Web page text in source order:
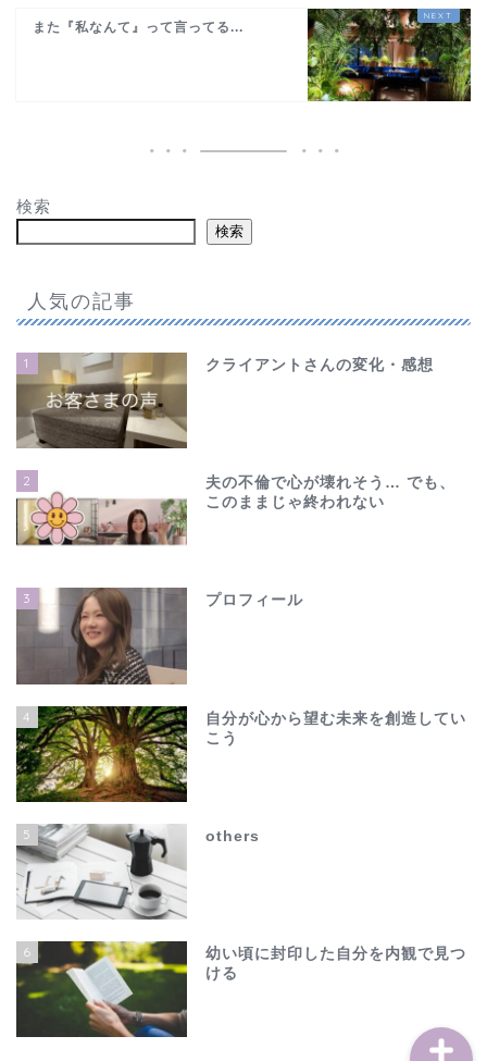
また『私なんて』って言ってる...
検索
検索
人気の記事
1 クライアントさんの変化・感想
2
夫の不倫で心が壊れそう… でも、
このままじゃ終われない
3 プロフィール
4
自分が心から望む未来を創造してい
こう
5 others
6
幼い頃に封印した自分を内観で見つ
ける
夫の不倫で心が壊れそう…
でも、このままじゃ終わ